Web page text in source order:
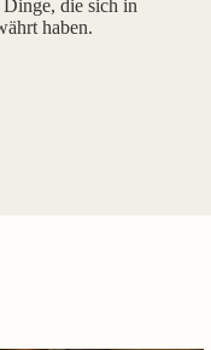
die sich in
haben.